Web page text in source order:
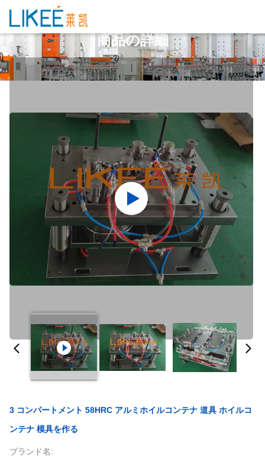
商品の詳細
3 コンパートメント 58HRC アルミホイルコンテナ 道具 ホイルコ
ンテナ 模具を作る
ブランド名: